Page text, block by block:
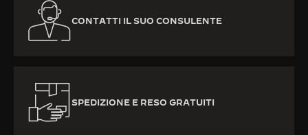
CONTATTI IL SUO CONSULENTE
SPEDIZIONE E RESO GRATUITI